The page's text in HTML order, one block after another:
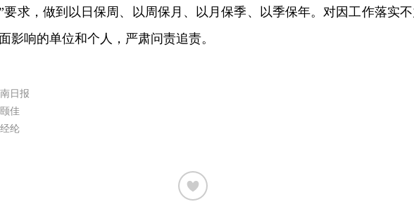
要求，做到以日保周、以周保月、以月保季、以季保年。对因工作落实
影响的单位和个人，严肃问责追责。
日报
佳
纶